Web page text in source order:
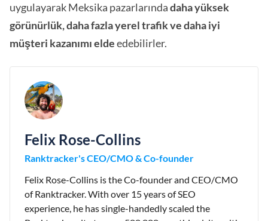
uygulayarak Meksika pazarlarındadaha yüksek
görünürlük, daha fazla yerel trafik ve daha iyi
müşteri kazanımı eldeedebilirler.
Felix Rose-Collins
Ranktracker's CEO/CMO & Co-founder
Felix Rose-Collins is the Co-founder and CEO/CMO
of Ranktracker. With over 15 years of SEO
experience, he has single-handedly scaled the